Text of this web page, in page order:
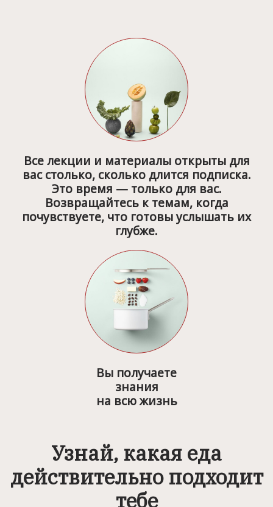
Все лекции и материалы открыты для
вас столько, сколько длится подписка.
Это время — только для вас.
Возвращайтесь к темам, когда
почувствуете, что готовы услышать их
глубже.
Вы получаете
знания
на всю жизнь
Узнай, какая еда
действительно подходит
тебе